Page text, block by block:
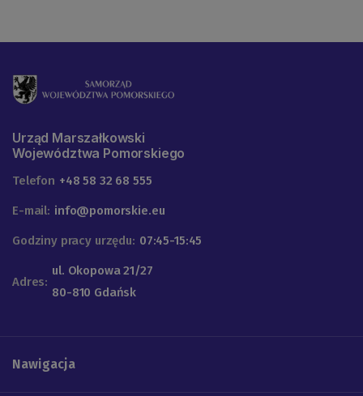
Urząd Marszałkowski
Województwa Pomorskiego
Telefon +48 58 32 68 555
E-mail: info@pomorskie.eu
Godziny pracy urzędu: 07:45-15:45
Adres:
ul. Okopowa 21/27
80-810 Gdańsk
Nawigacja